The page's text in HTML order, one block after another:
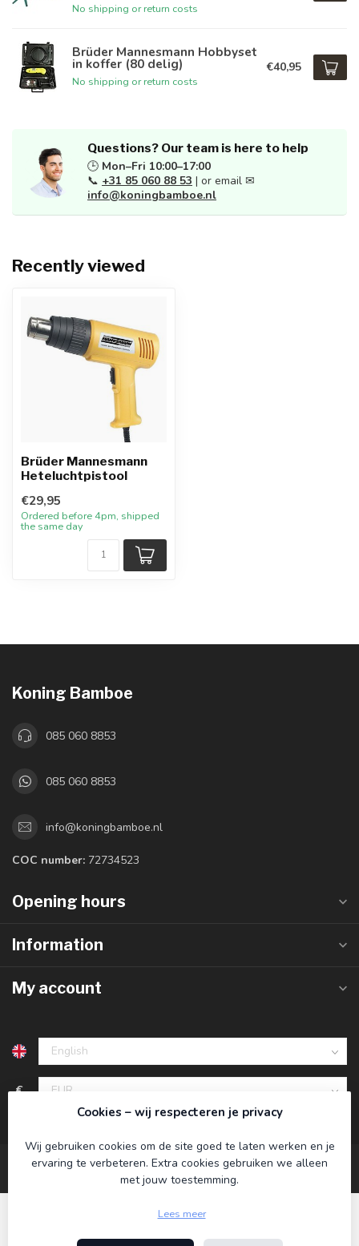
No shipping or return costs
Brüder Mannesmann Hobbyset
in koffer (80 delig)
No shipping or return costs
€40,95
Questions? Our team is here to help
🕒 Mon–Fri 10:00–17:00
📞 +31 85 060 88 53 | or email ✉
info@koningbamboe.nl
Recently viewed
Brüder Mannesmann
Heteluchtpistool
€29,95
Ordered before 4pm, shipped
the same day
Koning Bamboe
085 060 8853
085 060 8853
info@koningbamboe.nl
COC number: 72734523
Opening hours
Information
My account
€
Cookies – wij respecteren je privacy
Wij gebruiken cookies om de site goed te laten werken en je
ervaring te verbeteren. Extra cookies gebruiken we alleen
met jouw toestemming.
Lees meer